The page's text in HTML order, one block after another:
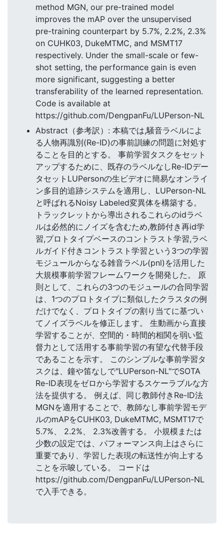
method MGN, our pre-trained model
improves the mAP over the unsupervised
pre-training counterpart by 5.7%, 2.2%, 2.3%
on CUHK03, DukeMTMC, and MSMT17
respectively. Under the small-scale or few-
shot setting, the performance gain is even
more significant, suggesting a better
transferability of the learned representation.
Code is available at
https://github.com/DengpanFu/LUPerson-NL
Abstract（参考訳）: 本稿では,騒音ラベルによ
る人物再識別(Re-ID)の事前訓練の問題に対処す
ることを目的とする。 事前学習タスクをセット
アップするために、既存のラベルなしRe-IDデー
タセットLUPersonの生ビデオに簡易なオンライ
ン多目的追跡システムを適用し、LUPerson-NL
と呼ばれるNoisy Labeled変異体を構築する。
トラックレットから導出されるこれらのidラベ
ルは必然的にノイズを含むため,教師付き再id学
習,プロトタイプベースのコントラスト学習,ラベ
ルガイド付きコントラスト学習という3つの学習
モジュールからなる雑音ラベル(pnl)を活用した
大規模事前学習フレームワークを開発した。 原
則として、これらの3つのモジュールの合同学習
は、1つのプロトタイプに類似したクラスタの例
だけでなく、プロトタイプの割り当てに基づい
てノイズラベルを修正します。 生動画から直接
学習することが、空間的・時間的相関を弱い監
督力として活用する事前学習の有望な代替手段
であることを示す。 このシンプルな事前学習タ
スクは、鐘や笛なしで"LUPerson-NL"でSOTA
Re-ID表現をゼロから学習するスケーラブルな方
法を提供する。 例えば、同じ教師付きRe-ID法
MGNを適用することで、教師なし事前学習モデ
ルのmAPをCUHK03, DukeMTMC, MSMT17で
5.7%、 2.2%、 2.3%改善する。 小規模または
少数の設定では、パフォーマンス向上はさらに
重要であり、学習した表現の転送性が向上する
ことを示唆している。 コードは
https://github.com/DengpanFu/LUPerson-NL
で入手できる。